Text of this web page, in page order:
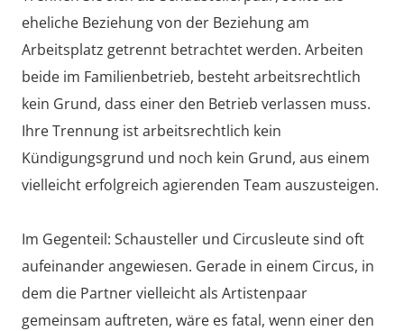
eheliche Beziehung von der Beziehung am
Arbeitsplatz getrennt betrachtet werden. Arbeiten
beide im Familienbetrieb, besteht arbeitsrechtlich
kein Grund, dass einer den Betrieb verlassen muss.
Ihre Trennung ist arbeitsrechtlich kein
Kündigungsgrund und noch kein Grund, aus einem
vielleicht erfolgreich agierenden Team auszusteigen.
Im Gegenteil: Schausteller und Circusleute sind oft
aufeinander angewiesen. Gerade in einem Circus, in
dem die Partner vielleicht als Artistenpaar
gemeinsam auftreten, wäre es fatal, wenn einer den